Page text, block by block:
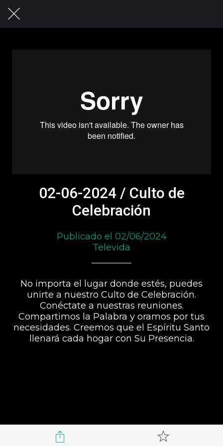
02-06-2024 / Culto de
Celebración
Publicado el 02/06/2024
Televida
No importa el lugar donde estés, puedes
unirte a nuestro Culto de Celebración.
Conéctate a nuestras reuniones.
Compartimos la Palabra y oramos por tus
necesidades. Creemos que el Espíritu Santo
llenará cada hogar con Su Presencia.